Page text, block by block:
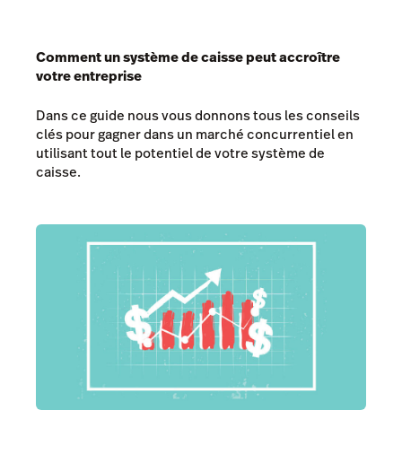
Comment un système de caisse peut accroître
votre entreprise
Dans ce guide nous vous donnons tous les conseils
clés pour gagner dans un marché concurrentiel en
utilisant tout le potentiel de votre système de
caisse.